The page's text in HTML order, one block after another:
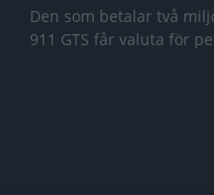
Den som betalar två
911 GTS får valuta för